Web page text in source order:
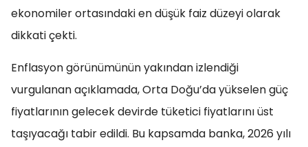
ekonomiler ortasındaki en düşük faiz düzeyi olarak
dikkati çekti.
Enflasyon görünümünün yakından izlendiği
vurgulanan açıklamada, Orta Doğu’da yükselen güç
fiyatlarının gelecek devirde tüketici fiyatlarını üst
taşıyacağı tabir edildi. Bu kapsamda banka, 2026 yılı